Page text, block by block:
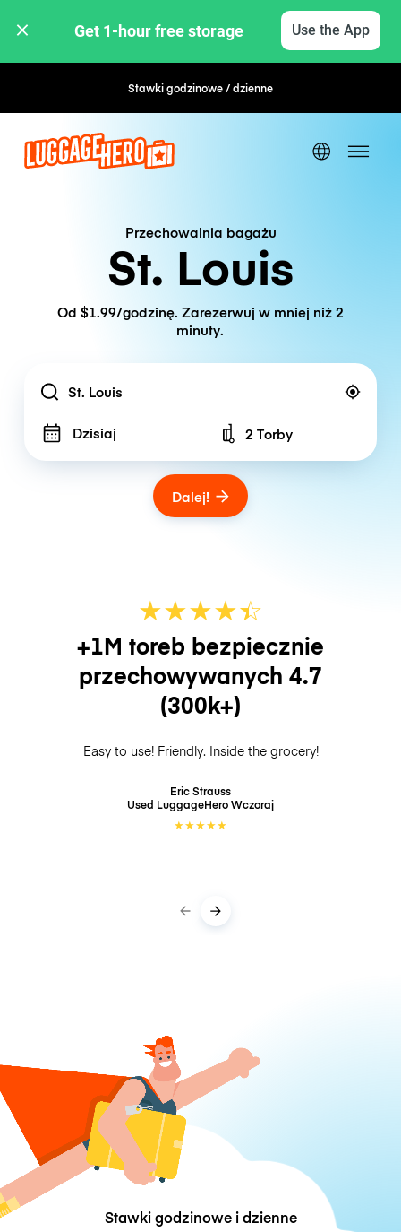
Get 1-hour free storage Use the App
Stawki godzinowe / dzienne Elastyczna rezerwacja
Przechowalnia bagażu
St. Louis
Od $1.99/godzinę. Zarezerwuj w mniej niż 2
minuty.
Location
Dzisiaj Number of bags
2 Torby
Dalej!
★★★★☆
★
+1M toreb bezpiecznie
przechowywanych 4.7
(300k+)
Easy to use! Friendly. Inside the grocery!
Eric Strauss
Used LuggageHeroWczoraj
★★★★★
Stawki godzinowe i dzienne